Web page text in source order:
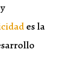
es la